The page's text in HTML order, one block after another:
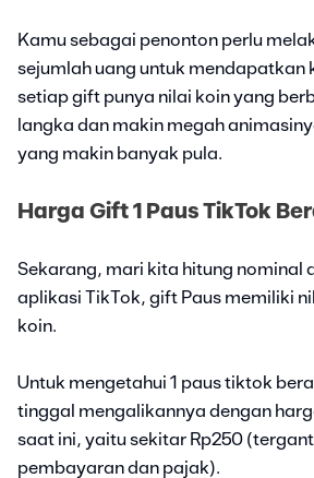
Kamu sebagai penonton perlu
sejumlah uang untuk mendapatkan
setiap gift punya nilai koin yang
langka dan makin megah
yang makin banyak pula.
Harga Gift 1 Paus TikTok
Sekarang, mari kita hitung nominal
aplikasi TikTok, gift Paus memiliki
koin.
Untuk mengetahui 1 paus tiktok
tinggal mengalikannya dengan
saat ini, yaitu sekitar Rp250
pembayaran dan pajak).